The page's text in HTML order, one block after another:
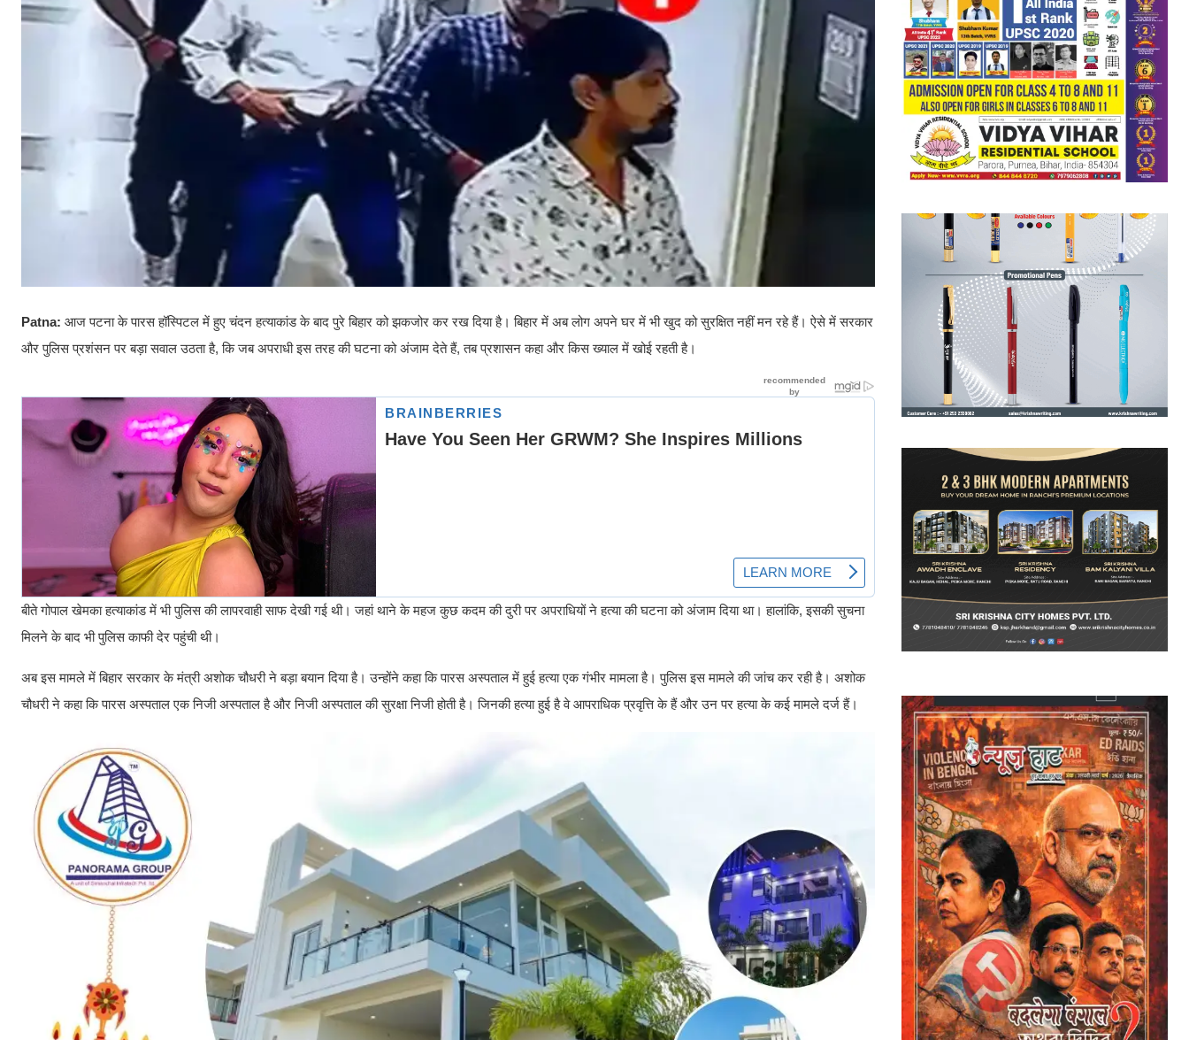
Patna: आज पटना के पारस हॉस्पिटल में हुए चंदन हत्याकांड के बाद पुरे बिहार को झकजोर कर रख दिया है। बिहार में अब लोग अपने घर में भी खुद को सुरक्षित नहीं मन रहे हैं। ऐसे में सरकार
और पुलिस प्रशंसन पर बड़ा सवाल उठता है, कि जब अपराधी इस तरह की घटना को अंजाम देते हैं, तब प्रशासन कहा और किस ख्याल में खोई रहती है।
बीते गोपाल खेमका हत्याकांड में भी पुलिस की लापरवाही साफ देखी गई थी। जहां थाने के महज कुछ कदम की दुरी पर अपराधियों ने हत्या की घटना को अंजाम दिया था। हालांकि, इसकी सुचना
मिलने के बाद भी पुलिस काफी देर पहुंची थी।
अब इस मामले में बिहार सरकार के मंत्री अशोक चौधरी ने बड़ा बयान दिया है। उन्होंने कहा कि पारस अस्पताल में हुई हत्या एक गंभीर मामला है। पुलिस इस मामले की जांच कर रही है। अशोक
चौधरी ने कहा कि पारस अस्पताल एक निजी अस्पताल है और निजी अस्पताल की सुरक्षा निजी होती है। जिनकी हत्या हुई है वे आपराधिक प्रवृत्ति के हैं और उन पर हत्या के कई मामले दर्ज हैं।